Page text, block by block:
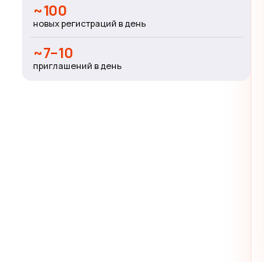
~100
новых регистраций в день
~7–10
приглашений в день